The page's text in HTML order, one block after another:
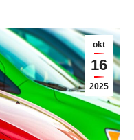
okt
16
2025